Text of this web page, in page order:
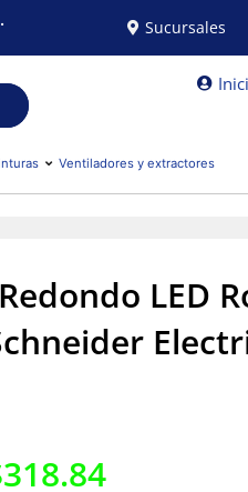
Sucursales
Ventiladores y extractores
LED
318.84